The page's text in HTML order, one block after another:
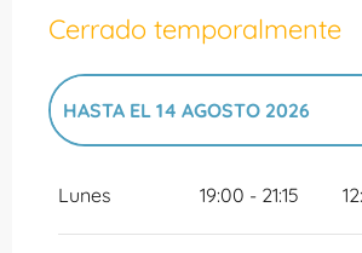
Cerrado temporalmente
HASTA EL 14 AGOSTO 2026
Lunes 19:00 - 21:15